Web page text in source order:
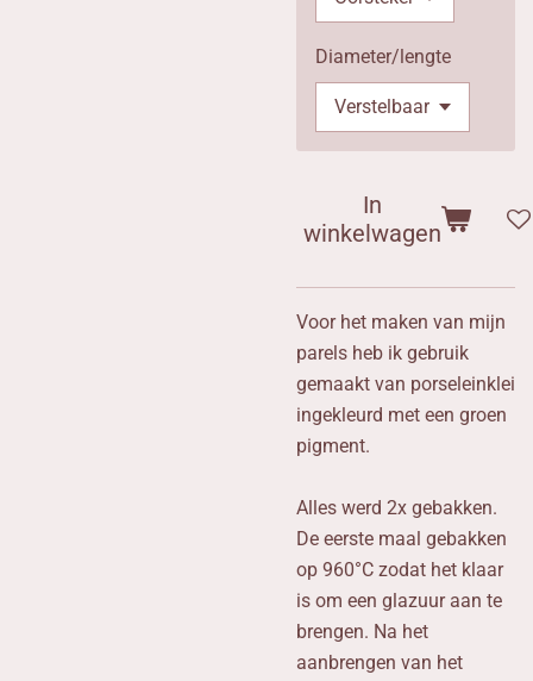
Diameter/lengte
In
winkelwagen
Voor het maken van mijn
parels heb ik gebruik
gemaakt van porseleinklei
ingekleurd met een groen
pigment.
Alles werd 2x gebakken.
De eerste maal gebakken
op 960°C zodat het klaar
is om een glazuur aan te
brengen. Na het
aanbrengen van het